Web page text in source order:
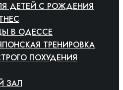
ДЕТЕЙ С РОЖДЕНИЯ
В ОДЕССЕ
ТРЕНИРОВКА
ПОХУДЕНИЯ
ЗАЛ